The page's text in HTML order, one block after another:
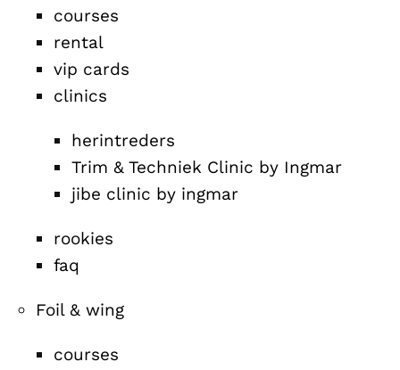
courses
rental
vip cards
clinics
herintreders
Trim & Techniek Clinic by Ingmar
jibe clinic by ingmar
rookies
faq
Foil & wing
courses